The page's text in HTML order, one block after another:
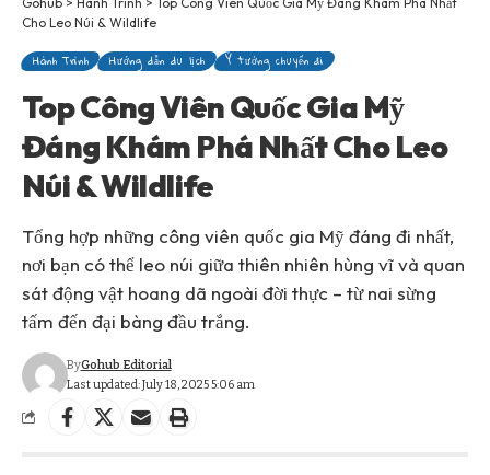
Cho Leo Núi & Wildlife
Hành Trình Hướng dẫn du lịch Ý tưởng chuyến đi
Top Công Viên Quốc Gia Mỹ
Đáng Khám Phá Nhất Cho Leo
Núi & Wildlife
Tổng hợp những công viên quốc gia Mỹ đáng đi nhất,
nơi bạn có thể leo núi giữa thiên nhiên hùng vĩ và quan
sát động vật hoang dã ngoài đời thực – từ nai sừng
tấm đến đại bàng đầu trắng.
Last updated: July 18, 2025 5:06 am
ByGohub Editorial